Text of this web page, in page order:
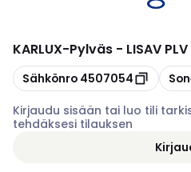
KARLUX-Pylväs - LISAV
Kopioi
Sähkönro 4507054 Kopioi
Kirjaudu sisään tai luo tili
tehdäksesi tilauksen